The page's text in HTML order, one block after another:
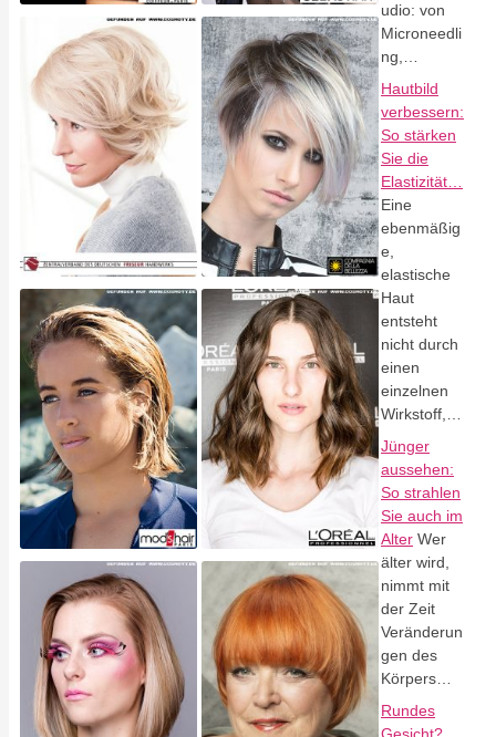
udio: von
Microneedli
ng,…
Hautbild
verbessern:
So stärken
Sie die
Elastizität…
Eine
ebenmäßig
e,
elastische
Haut
entsteht
nicht durch
einen
einzelnen
Wirkstoff,…
Jünger
aussehen:
So strahlen
Sie auch im
Alter Wer
älter wird,
nimmt mit
der Zeit
Veränderun
gen des
Körpers…
Rundes